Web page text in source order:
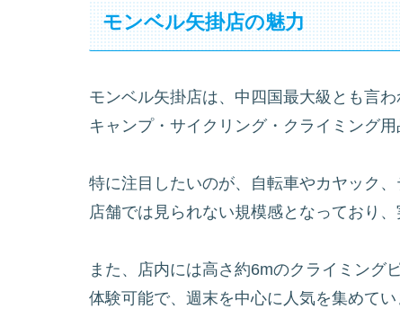
モンベル矢掛店の魅力
モンベル矢掛店は、中四国最大級とも言
キャンプ・サイクリング・クライミング
特に注目したいのが、自転車やカヤック
店舗では見られない規模感となっており
また、店内には高さ約6mのクライミング
体験可能で、週末を中心に人気を集めて